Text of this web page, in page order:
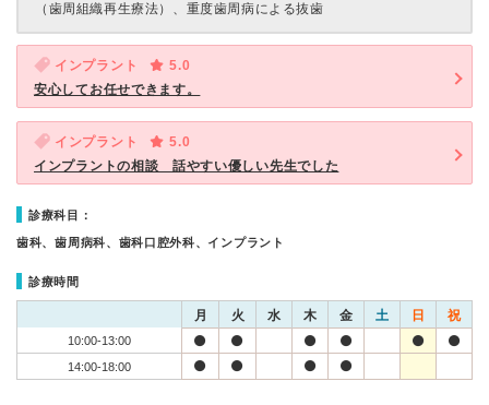
（歯周組織再生療法）、重度歯周病による抜歯
インプラント
5.0
安心してお任せできます。
インプラント
5.0
インプラントの相談 話やすい優しい先生でした
診療科目：
歯科、歯周病科、歯科口腔外科、インプラント
診療時間
月 火 水 木 金 土 日 祝
10:00-13:00
14:00-18:00